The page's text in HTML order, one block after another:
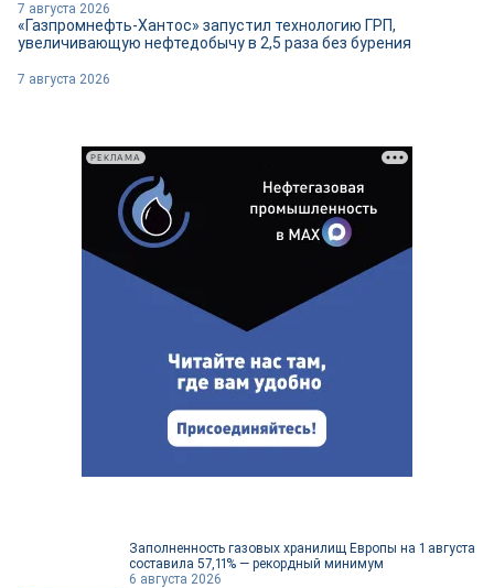
7 августа 2026
«Газпромнефть-Хантос» запустил технологию ГРП,
увеличивающую нефтедобычу в 2,5 раза без бурения
7 августа 2026
Заполненность газовых хранилищ Европы на 1 августа
составила 57,11% — рекордный минимум
6 августа 2026
РЕКЛАМА